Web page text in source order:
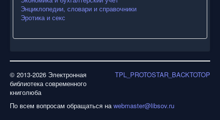
Энциклопедии, словари и справочники
Эротика и секс
TPL_PROTOSTAR_BACKTOTOP
© 2013-2026 Электронная
библиотека современного
книголюба
По всем вопросам обращаться наwebmaster@libsov.ru